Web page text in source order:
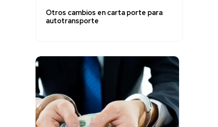
Otros cambios en carta porte para
autotransporte